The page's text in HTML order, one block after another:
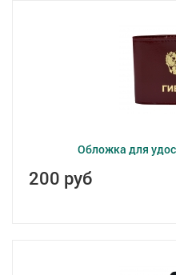
Обложка для
200 руб